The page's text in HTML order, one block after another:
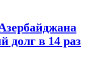
в 14 раз